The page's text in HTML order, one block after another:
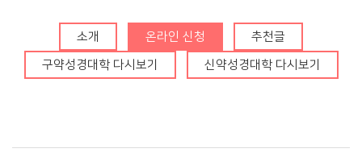
성안아주심 Dream
Center소개 온라인 신청 추천글
구약성경대학 다시보기 신약성경대학 다시보기